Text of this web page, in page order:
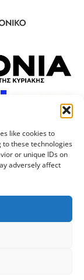
like cookies to
these technologies
or unique IDs on
adversely affect
ΑΠΘ